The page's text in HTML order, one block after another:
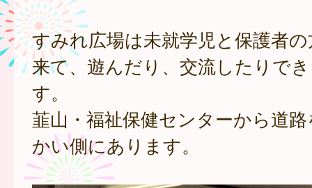
すみれ広場は未就学児と保護者
来て、遊んだり、交流したりで
す。
韮山・福祉保健センターから道
かい側にあります。